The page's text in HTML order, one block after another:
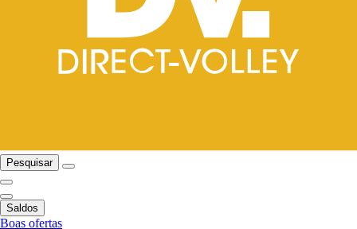
Pesquisar
Saldos
Boas ofertas